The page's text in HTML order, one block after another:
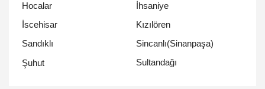
Hocalar
İhsaniye
İscehisar
Kızılören
Sandıklı
Sincanlı(Sinanpaşa)
Şuhut
Sultandağı